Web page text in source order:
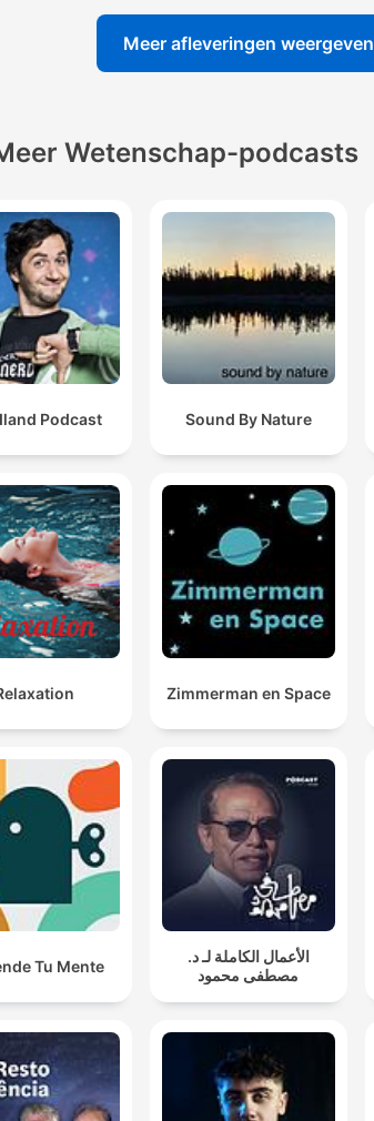
Meer afleveringen weergeven
Wetenschap-podcasts
Podcast Sound By Nature
Zimmerman en Space
Tu Mente
الأعمال الكاملة لـ د.
مصطفى محمود